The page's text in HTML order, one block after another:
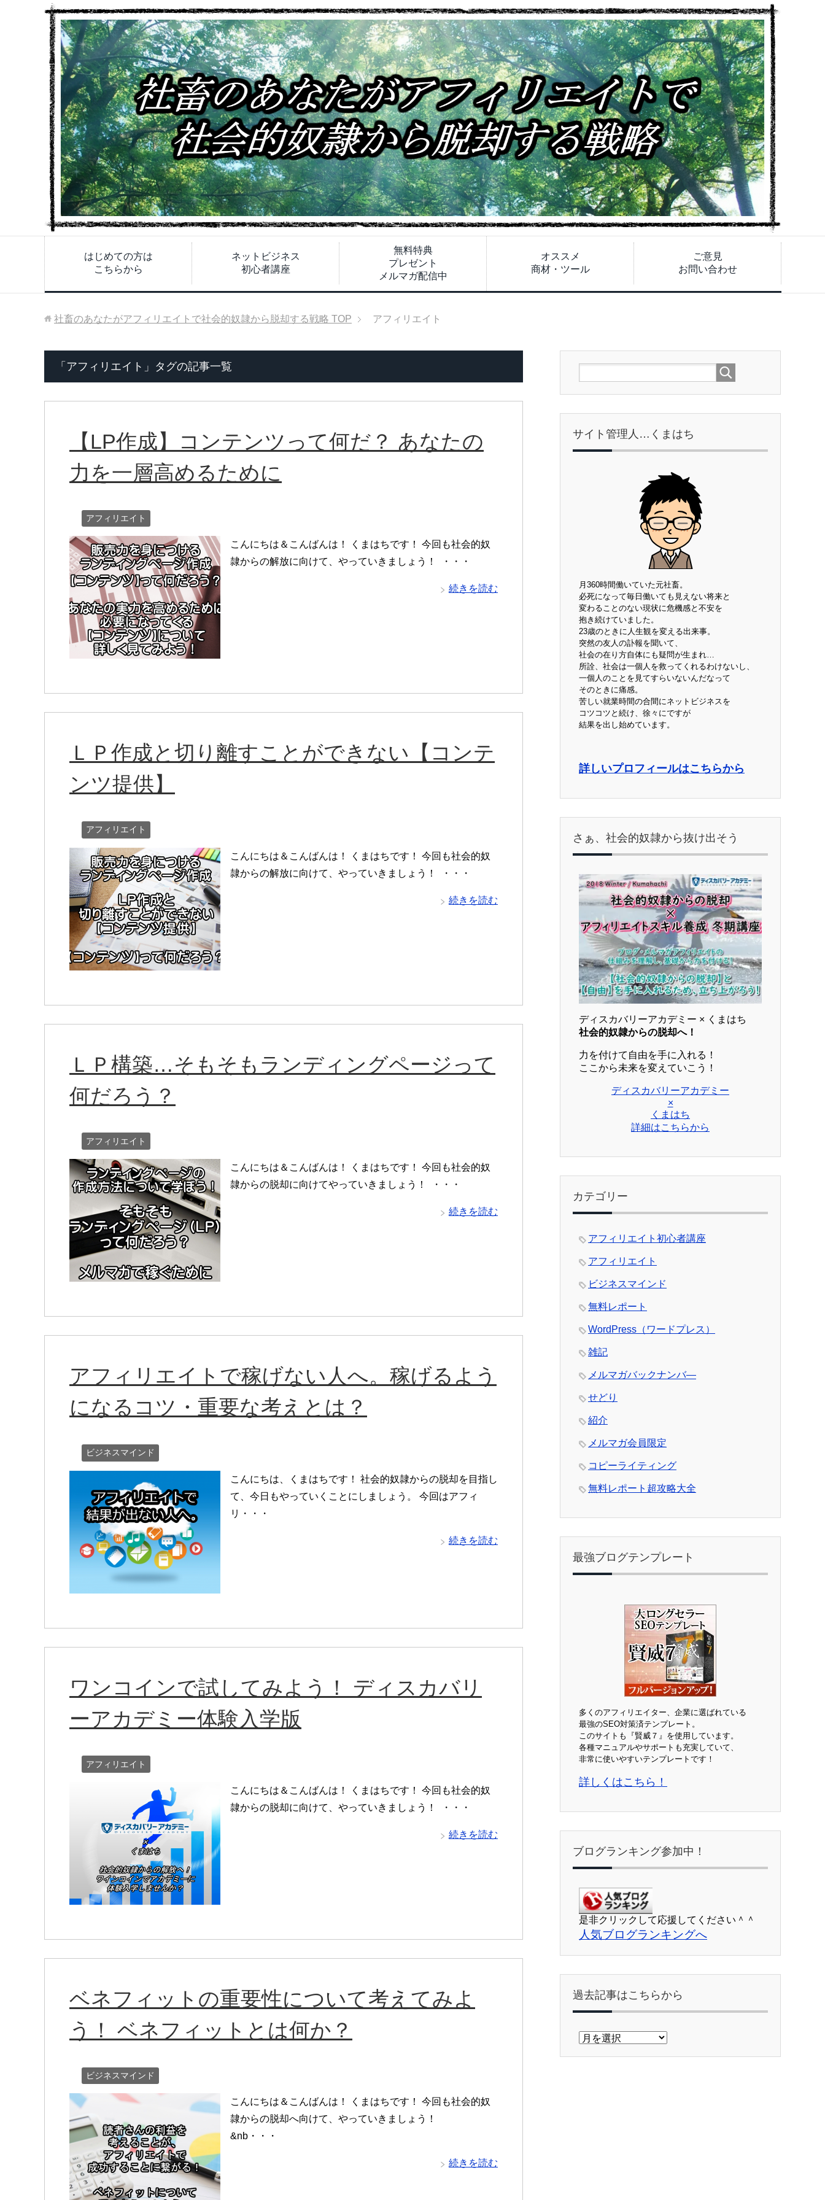
はじめての方は
こちらから
ネットビジネス
初心者講座
無料特典
プレゼント
メルマガ配信中
オススメ
商材・ツール
ご意見
お問い合わせ
社畜のあなたがアフィリエイトで社会的奴隷から脱却する戦略 TOP アフィリエイト
「アフィリエイト」タグの記事一覧
【LP作成】コンテンツって何だ？ あなたの
力を一層高めるために
アフィリエイト
こんにちは＆こんばんは！ くまはちです！ 今回も社会的奴
隷からの解放に向けて、やっていきましょう！ ・・・
続きを読む
ＬＰ作成と切り離すことができない【コンテ
ンツ提供】
アフィリエイト
こんにちは＆こんばんは！ くまはちです！ 今回も社会的奴
隷からの解放に向けて、やっていきましょう！ ・・・
続きを読む
ＬＰ構築…そもそもランディングページって
何だろう？
アフィリエイト
こんにちは＆こんばんは！ くまはちです！ 今回も社会的奴
隷からの脱却に向けてやっていきましょう！ ・・・
続きを読む
アフィリエイトで稼げない人へ。稼げるよう
になるコツ・重要な考えとは？
ビジネスマインド
こんにちは、くまはちです！ 社会的奴隷からの脱却を目指し
て、今日もやっていくことにしましょう。 今回はアフィ
リ・・・
続きを読む
ワンコインで試してみよう！ ディスカバリ
ーアカデミー体験入学版
アフィリエイト
こんにちは＆こんばんは！ くまはちです！ 今回も社会的奴
隷からの脱却に向けて、やっていきましょう！ ・・・
続きを読む
ベネフィットの重要性について考えてみよ
う！ ベネフィットとは何か？
ビジネスマインド
こんにちは＆こんばんは！ くまはちです！ 今回も社会的奴
隷からの脱却へ向けて、やっていきましょう！
&nb・・・
続きを読む
サイト管理人…くまはち
月360時間働いていた元社畜。
必死になって毎日働いても見えない将来と
変わることのない現状に危機感と不安を
抱き続けていました。
23歳のときに人生観を変える出来事。
突然の友人の訃報を聞いて、
社会の在り方自体にも疑問が生まれ…
所詮、社会は一個人を救ってくれるわけないし、
一個人のことを見てすらいないんだなって
そのときに痛感。
苦しい就業時間の合間にネットビジネスを
コツコツと続け、徐々にですが
結果を出し始めています。
詳しいプロフィールはこちらから
さぁ、社会的奴隷から抜け出そう
ディスカバリーアカデミー × くまはち
社会的奴隷からの脱却へ！
力を付けて自由を手に入れる！
ここから未来を変えていこう！
ディスカバリーアカデミー
×
くまはち
詳細はこちらから
カテゴリー
アフィリエイト初心者講座
アフィリエイト
ビジネスマインド
無料レポート
WordPress（ワードプレス）
雑記
メルマガバックナンバ―
せどり
紹介
メルマガ会員限定
コピーライティング
無料レポート超攻略大全
最強ブログテンプレート
多くのアフィリエイター、企業に選ばれている
最強のSEO対策済テンプレート。
このサイトも『賢威７』を使用しています。
各種マニュアルやサポートも充実していて、
非常に使いやすいテンプレートです！
詳しくはこちら！
ブログランキング参加中！
是非クリックして応援してください＾＾
人気ブログランキングへ
過去記事はこちらから
過